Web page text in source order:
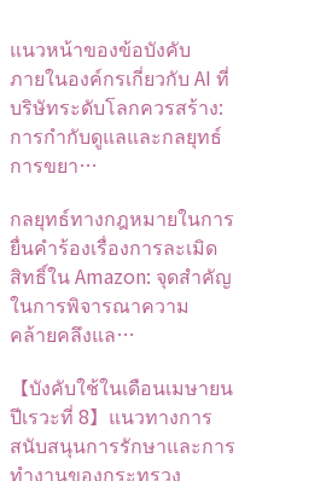
แนวหน้าของข้อบังคับ
ภายในองค์กรเกี่ยวกับ AI ที่
บริษัทระดับโลกควรสร้าง:
การกำกับดูแลและกลยุทธ์
การขยา…
กลยุทธ์ทางกฎหมายในการ
ยื่นคำร้องเรื่องการละเมิด
สิทธิ์ใน Amazon: จุดสำคัญ
ในการพิจารณาความ
คล้ายคลึงแล…
【บังคับใช้ในเดือนเมษายน
ปีเรวะที่ 8】แนวทางการ
สนับสนุนการรักษาและการ
ทำงานของกระทรวง